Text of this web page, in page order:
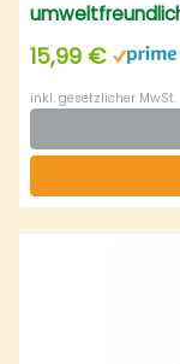
15,99 €
inkl. gesetzlicher MwSt.